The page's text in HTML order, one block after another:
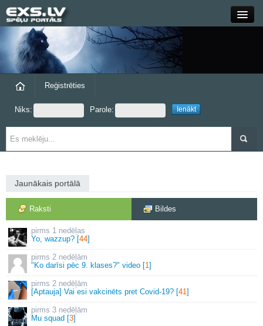
Grupas
Reģistrēties
Niks: Parole:
Jaunākais portālā
Raksti Bildes
1 nedēļas
Yo, wazzup? [44]
2 nedēļām
"Ko darīsi pēc 9. klases?" video [1]
2 nedēļām
[Aptauja] Vai esi vakcinēts pret Covid-19? [41]
3 nedēļām
Mu squad [3]